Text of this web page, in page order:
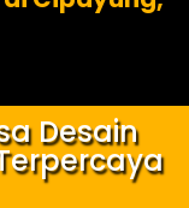
Desain